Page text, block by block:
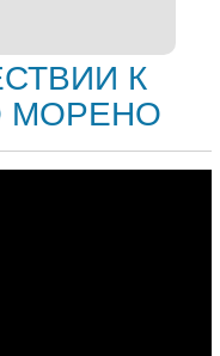
К
МОРЕНО